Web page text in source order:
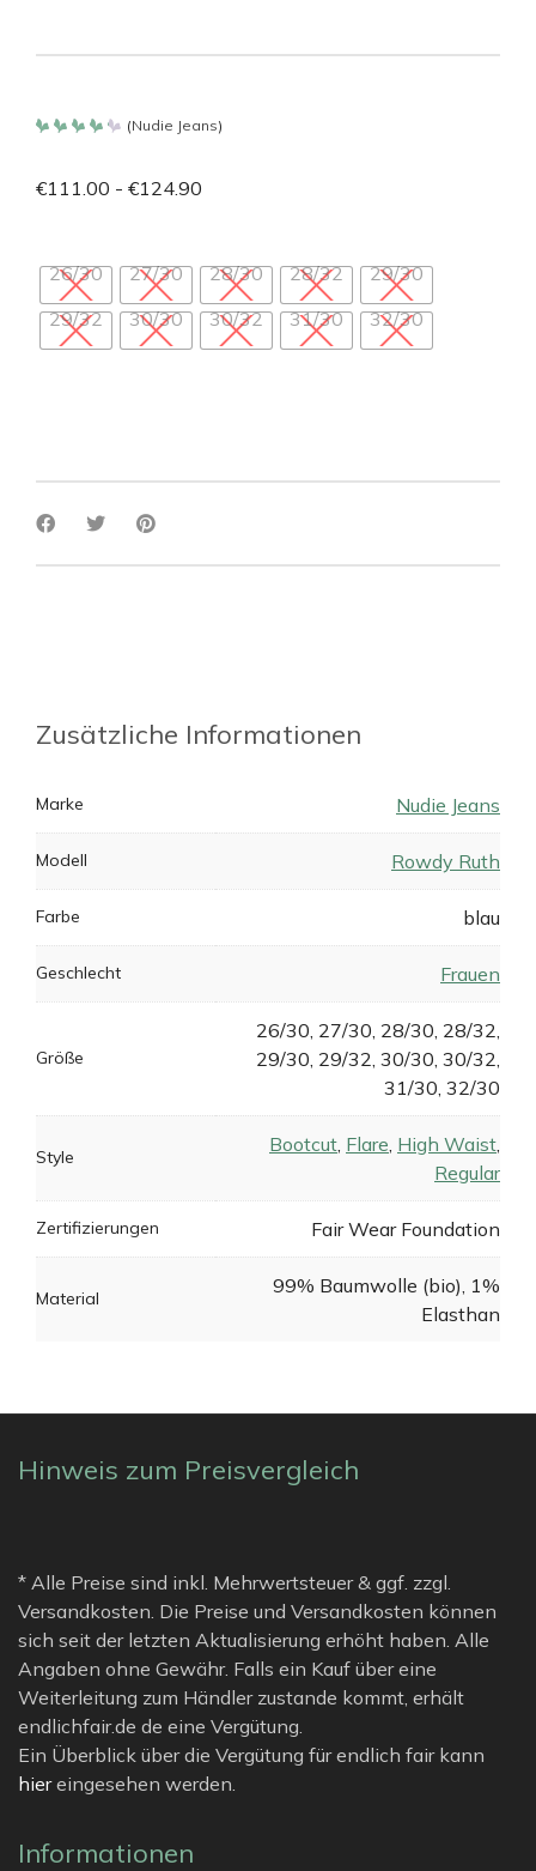
von 5
(Nudie Jeans)
€111.00 - €124.90
26/30 27/30 28/30 28/32
29/30
29/32
30/30 30/32 31/30 32/30
Zusätzliche Informationen
Marke Nudie Jeans
Modell Rowdy Ruth
Farbe blau
Geschlecht Frauen
Größe
26/30, 27/30, 28/30, 28/32,
29/30, 29/32, 30/30, 30/32,
31/30, 32/30
Style
Bootcut Flare High Waist
Regular
Zertifizierungen Fair Wear Foundation
Material
99% Baumwolle (bio), 1%
Elasthan
Hinweis zum Preisvergleich
* Alle Preise sind inkl. Mehrwertsteuer & ggf. zzgl.
Versandkosten. Die Preise und Versandkosten können
sich seit der letzten Aktualisierung erhöht haben. Alle
Angaben ohne Gewähr. Falls ein Kauf über eine
Weiterleitung zum Händler zustande kommt, erhält
endlichfair.de de eine Vergütung.
Ein Überblick über die Vergütung für endlich fair kann
hiereingesehen werden.
Informationen